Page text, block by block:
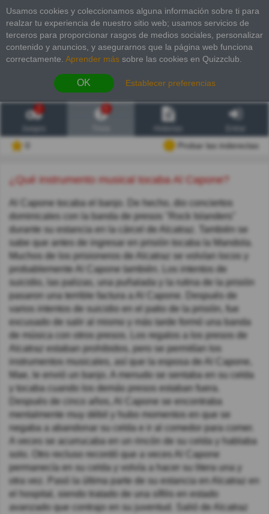
Usamos cookies y coleccionamos alguna información sobre ti para
realzar tu experiencia de nuestro sitio web; usamos servicios de
terceros para proporcionar rasgos de medios sociales, personalizar
contenido y anuncios, y asegurarnos que la página web funciona
correctamente. Aprender más sobre las cookies en Quizzclub.
OK Establecer preferencias
2
Probar las inderectas
¿Qué instrumento musical tocaba Al Capone?
Al Capone tocaba el banjo. De hecho, dio conciertos
dominicales con la banda de presos "Rock Islanders"
durante su estancia en la cárcel de Alcatraz. También se
sabe que antes de ingresar en prisión tocaba la Mandola.
Muchos de los prisioneros de Alcatraz se volvían locos y
probablemente Al Capone también. Los intentos de
suicidio, las palizas, una puñalada y la rutina de la prisión
pasaron una terrible factura a Al Capone. Después de
varios intentos de suicidio en el patio de la prisión, fue
excusado de salir al mismo y más tarde formó una banda
de música con otros presos. Los regalos a los presos de
Alcatraz estaban prohibidos, pero se permitían los
instrumentos musicales, así que la esposa de Al Capone,
Mae, le envió un banjo. A menudo se sentaba en su celda
y tocaba cuando los demás presos estaban fuera.
Después de cinco años, Al Capone se encontraba
mentalmente muy débil y hubo momentos en que se
negaba a abandonar su celda e ir al comedor para comer.
A veces se acurrucaba en un rincón de su celda y hablaba
solo. Otro recluso recordó que a veces Al Capone
permanecía en su celda y volvía a hacer su litera una y
otra vez. Pasó la última parte de su estancia en Alcatraz en
el hospital, siendo tratado de una sífilis en estado
avanzado que contrajo en su juventud. Salió de Alcatraz